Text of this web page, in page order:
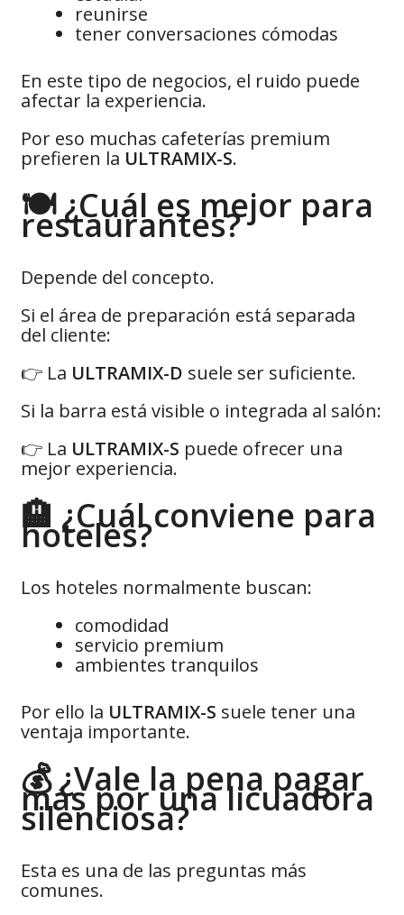
reunirse
tener conversaciones cómodas
En este tipo de negocios, el ruido puede
afectar la experiencia.
Por eso muchas cafeterías premium
prefieren la ULTRAMIX-S.
🍽️ ¿Cuál es mejor para
restaurantes?
Depende del concepto.
Si el área de preparación está separada
del cliente:
👉 La ULTRAMIX-D suele ser suficiente.
Si la barra está visible o integrada al salón:
👉 La ULTRAMIX-S puede ofrecer una
mejor experiencia.
🏨 ¿Cuál conviene para
hoteles?
Los hoteles normalmente buscan:
comodidad
servicio premium
ambientes tranquilos
Por ello la ULTRAMIX-S suele tener una
ventaja importante.
💰 ¿Vale la pena pagar
más por una licuadora
silenciosa?
Esta es una de las preguntas más
comunes.